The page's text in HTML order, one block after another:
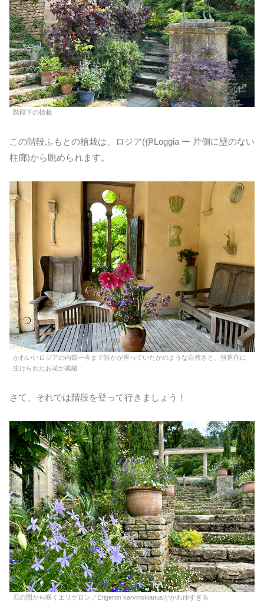
階段下の植栽
この階段ふもとの植栽は、ロジア(伊Loggia ー 片側に壁のない
柱廊)から眺められます。
かわいいロジアの内部ー今まで誰かが座っていたかのような自然さと、無造作に
生けられたお花が素敵
さて、それでは階段を登って行きましょう！
石の間から咲くエリゲロン／Erigeron karvinskianusがかわゆすぎる